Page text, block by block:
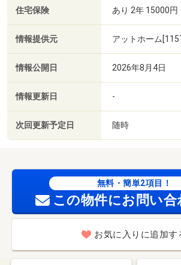
住宅保険 あり 2年 15000円
情報提供元 アットホーム
情報公開日 2026年8月4日
情報更新日 -
次回更新予定日 随時
無料・簡単2項目！
この物件にお問い合
お気に入りに追加す